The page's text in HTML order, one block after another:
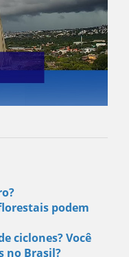
podem
ciclones? Você
no Brasil?